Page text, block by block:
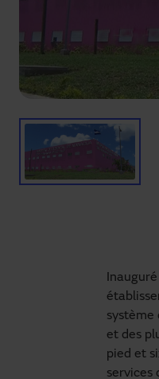
système
et des
pied et
services